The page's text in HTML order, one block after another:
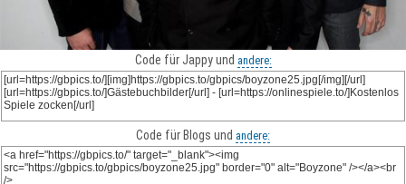
Code für Jappy und andere:
Code für Blogs und andere: